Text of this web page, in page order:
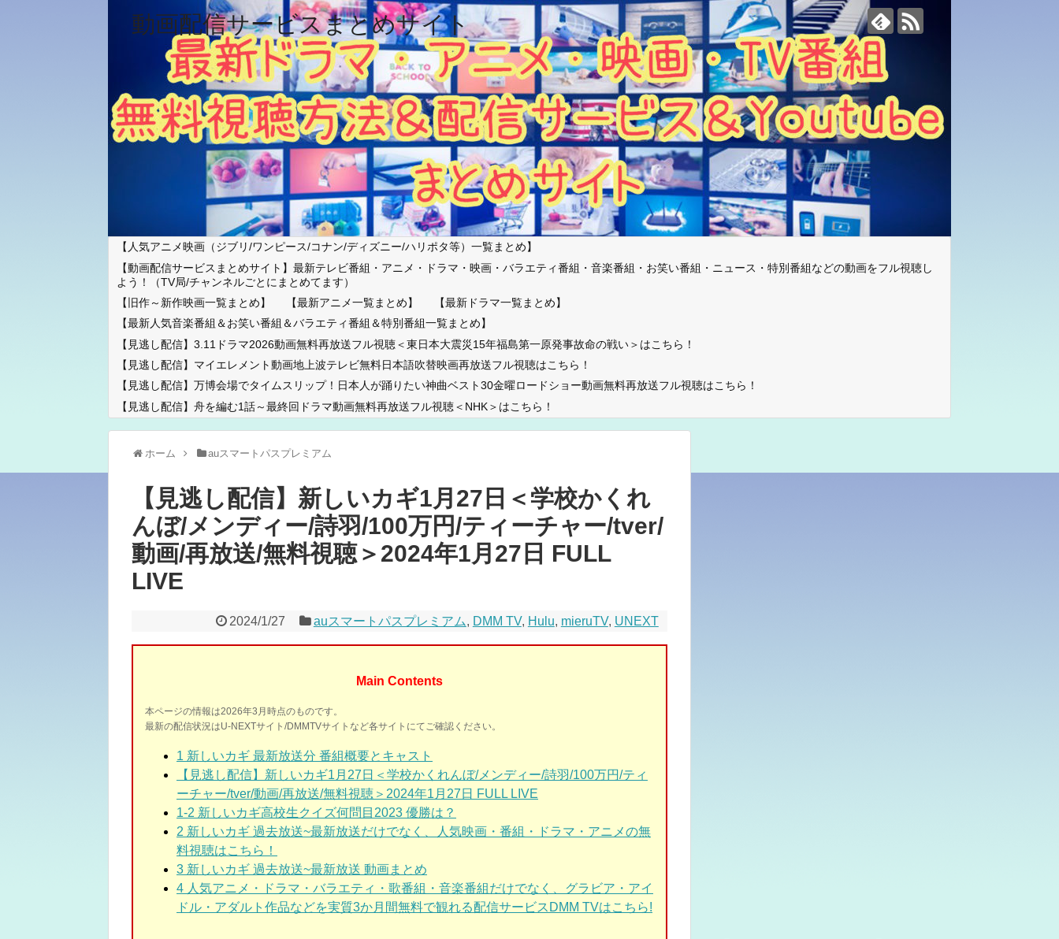
動画配信サービスまとめサイト
【人気アニメ映画（ジブリ/ワンピース/コナン/ディズニー/ハリポタ等）一覧まとめ】
【動画配信サービスまとめサイト】最新テレビ番組・アニメ・ドラマ・映画・バラエティ番組・音楽番組・お笑い番組・ニュース・特別番組などの動画をフル視聴し
よう！（TV局/チャンネルごとにまとめてます）
【旧作～新作映画一覧まとめ】
【最新アニメ一覧まとめ】
【最新ドラマ一覧まとめ】
【最新人気音楽番組＆お笑い番組＆バラエティ番組＆特別番組一覧まとめ】
【見逃し配信】3.11ドラマ2026動画無料再放送フル視聴＜東日本大震災15年福島第一原発事故命の戦い＞はこちら！
【見逃し配信】マイエレメント動画地上波テレビ無料日本語吹替映画再放送フル視聴はこちら！
【見逃し配信】万博会場でタイムスリップ！日本人が踊りたい神曲ベスト30金曜ロードショー動画無料再放送フル視聴はこちら！
【見逃し配信】舟を編む1話～最終回ドラマ動画無料再放送フル視聴＜NHK＞はこちら！
ホーム auスマートパスプレミアム
【見逃し配信】新しいカギ1月27日＜学校かくれ
んぼ/メンディー/詩羽/100万円/ティーチャー/tver/
動画/再放送/無料視聴＞2024年1月27日 FULL
LIVE
2024/1/27 auスマートパスプレミアム, DMM TV, Hulu, mieruTV, UNEXT
Main Contents
本ページの情報は2026年3月時点のものです。
最新の配信状況はU-NEXTサイト/DMMTVサイトなど各サイトにてご確認ください。
1 新しいカギ 最新放送分 番組概要とキャスト
【見逃し配信】新しいカギ1月27日＜学校かくれんぼ/メンディー/詩羽/100万円/ティ
ーチャー/tver/動画/再放送/無料視聴＞2024年1月27日 FULL LIVE
1-2 新しいカギ高校生クイズ何問目2023 優勝は？
2 新しいカギ 過去放送~最新放送だけでなく、人気映画・番組・ドラマ・アニメの無
料視聴はこちら！
3 新しいカギ 過去放送~最新放送 動画まとめ
4 人気アニメ・ドラマ・バラエティ・歌番組・音楽番組だけでなく、グラビア・アイ
ドル・アダルト作品などを実質3か月間無料で観れる配信サービスDMM TVはこちら!